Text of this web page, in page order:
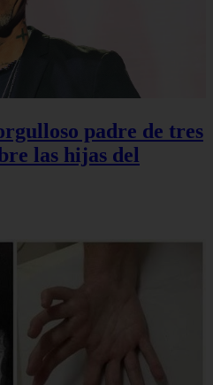
padre de tres
las hijas del